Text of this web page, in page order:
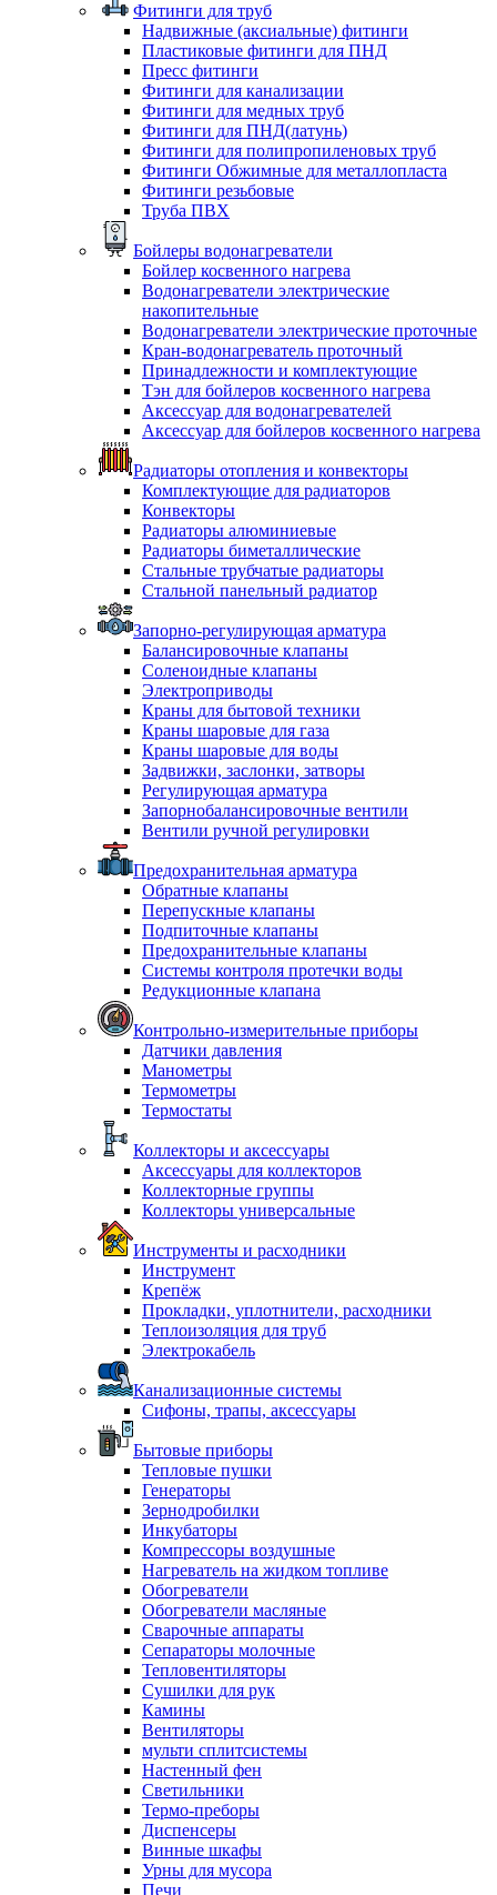
Фитинги для труб
Надвижные (аксиальные) фитинги
Пластиковые фитинги для ПНД
Пресс фитинги
Фитинги для канализации
Фитинги для медных труб
Фитинги для ПНД(латунь)
Фитинги для полипропиленовых труб
Фитинги Обжимные для металлопласта
Фитинги резьбовые
Труба ПВХ
Бойлеры водонагреватели
Бойлер косвенного нагрева
Водонагреватели электрические
накопительные
Водонагреватели электрические проточные
Кран-водонагреватель проточный
Принадлежности и комплектующие
Тэн для бойлеров косвенного нагрева
Аксессуар для водонагревателей
Аксессуар для бойлеров косвенного нагрева
Радиаторы отопления и конвекторы
Комплектующие для радиаторов
Конвекторы
Радиаторы алюминиевые
Радиаторы биметаллические
Стальные трубчатые радиаторы
Стальной панельный радиатор
Запорно-регулирующая арматура
Балансировочные клапаны
Соленоидные клапаны
Электроприводы
Краны для бытовой техники
Краны шаровые для газа
Краны шаровые для воды
Задвижки, заслонки, затворы
Регулирующая арматура
Запорнобалансировочные вентили
Вентили ручной регулировки
Предохранительная арматура
Обратные клапаны
Перепускные клапаны
Подпиточные клапаны
Предохранительные клапаны
Системы контроля протечки воды
Редукционные клапана
Контрольно-измерительные приборы
Датчики давления
Манометры
Термометры
Термостаты
Коллекторы и аксессуары
Аксессуары для коллекторов
Коллекторные группы
Коллекторы универсальные
Инструменты и расходники
Инструмент
Крепёж
Прокладки, уплотнители, расходники
Теплоизоляция для труб
Электрокабель
Канализационные системы
Сифоны, трапы, аксессуары
Бытовые приборы
Тепловые пушки
Генераторы
Зернодробилки
Инкубаторы
Компрессоры воздушные
Нагреватель на жидком топливе
Обогреватели
Обогреватели масляные
Сварочные аппараты
Сепараторы молочные
Тепловентиляторы
Сушилки для рук
Камины
Вентиляторы
мульти сплитсистемы
Настенный фен
Светильники
Термо-преборы
Диспенсеры
Винные шкафы
Урны для мусора
Печи